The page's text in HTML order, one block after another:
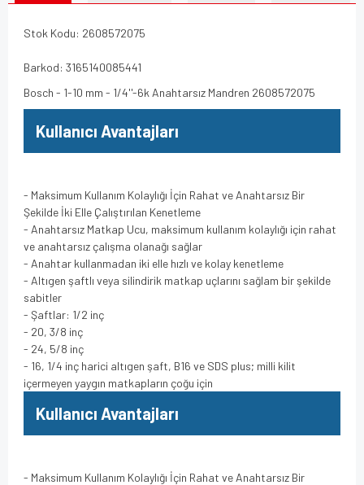
Stok Kodu: 2608572075
Barkod: 3165140085441
Bosch - 1-10 mm - 1/4''-6k Anahtarsız Mandren 2608572075
Kullanıcı Avantajları
- Maksimum Kullanım Kolaylığı İçin Rahat ve Anahtarsız Bir
Şekilde İki Elle Çalıştırılan Kenetleme
- Anahtarsız Matkap Ucu, maksimum kullanım kolaylığı için rahat
ve anahtarsız çalışma olanağı sağlar
- Anahtar kullanmadan iki elle hızlı ve kolay kenetleme
- Altıgen şaftlı veya silindirik matkap uçlarını sağlam bir şekilde
sabitler
- Şaftlar: 1/2 inç
- 20, 3/8 inç
- 24, 5/8 inç
- 16, 1/4 inç harici altıgen şaft, B16 ve SDS plus; milli kilit
içermeyen yaygın matkapların çoğu için
Kullanıcı Avantajları
- Maksimum Kullanım Kolaylığı İçin Rahat ve Anahtarsız Bir